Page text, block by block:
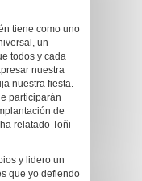
tiene como uno
un
todos y cada
nuestra
nuestra fiesta.
participarán
de
relatado Toñi
y lidero un
que yo defiendo